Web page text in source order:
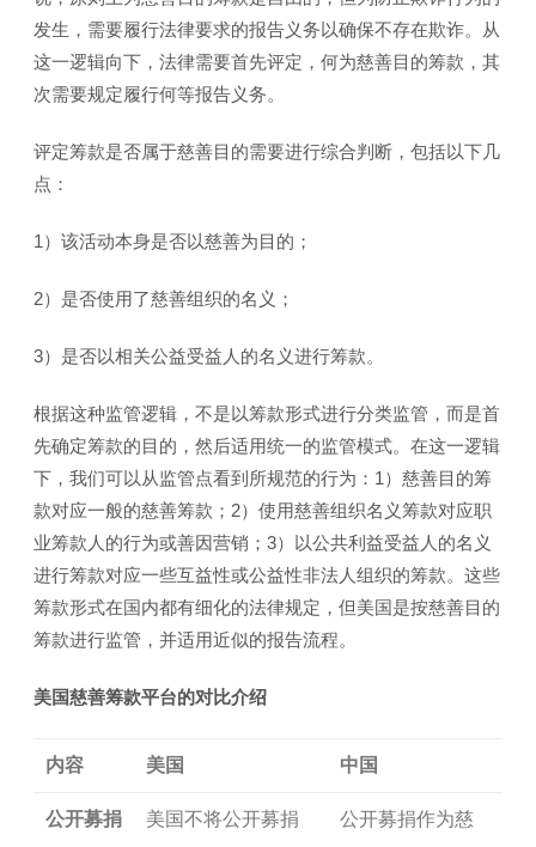
发生，需要履行法律要求的报告义务以确保不存在欺诈。从
这一逻辑向下，法律需要首先评定，何为慈善目的筹款，其
次需要规定履行何等报告义务。
评定筹款是否属于慈善目的需要进行综合判断，包括以下几
点：
1）该活动本身是否以慈善为目的；
2）是否使用了慈善组织的名义；
3）是否以相关公益受益人的名义进行筹款。
根据这种监管逻辑，不是以筹款形式进行分类监管，而是首
先确定筹款的目的，然后适用统一的监管模式。在这一逻辑
下，我们可以从监管点看到所规范的行为：1）慈善目的筹
款对应一般的慈善筹款；2）使用慈善组织名义筹款对应职
业筹款人的行为或善因营销；3）以公共利益受益人的名义
进行筹款对应一些互益性或公益性非法人组织的筹款。这些
筹款形式在国内都有细化的法律规定，但美国是按慈善目的
筹款进行监管，并适用近似的报告流程。
美国慈善筹款平台的对比介绍
内容 美国 中国
公开募捐
美国不将公开募捐
公开募捐作为慈